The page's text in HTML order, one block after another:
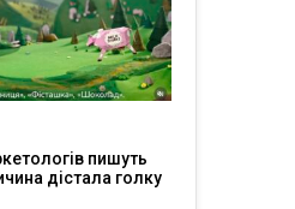
пишуть
дістала голку